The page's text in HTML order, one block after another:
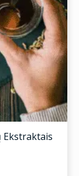
Ekstraktais